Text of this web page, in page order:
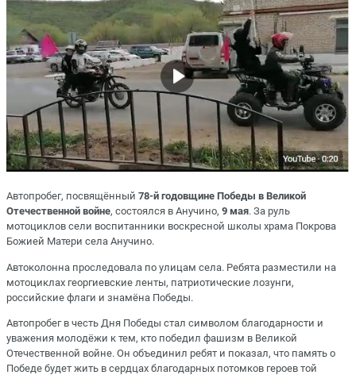
Автопробег, посвящённый 78-й годовщине Победы в Великой
Отечественной войне, состоялся в Анучино, 9 мая. За руль
мотоциклов сели воспитанники воскресной школы храма Покрова
Божией Матери села Анучино.
Автоколонна проследовала по улицам села. Ребята разместили на
мотоциклах георгиевские ленты, патриотические лозунги,
российские флаги и знамёна Победы.
Автопробег в честь Дня Победы стал символом благодарности и
уважения молодёжи к тем, кто победил фашизм в Великой
Отечественной войне. Он объединил ребят и показал, что память о
Победе будет жить в сердцах благодарных потомков героев той